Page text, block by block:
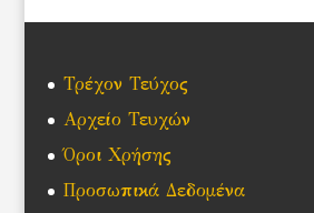
Τρέχον Τεύχος
Αρχείο Τευχών
Όροι Χρήσης
Προσωπικά Δεδομένα